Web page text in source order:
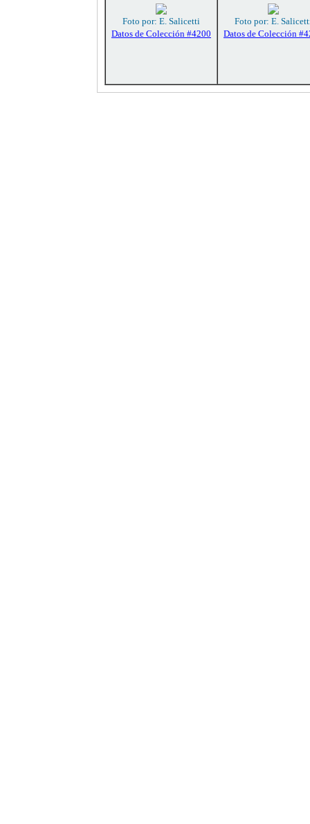
Foto por: E. Salicetti
Datos de Colección #4200
Foto por: E.
Datos de Colección